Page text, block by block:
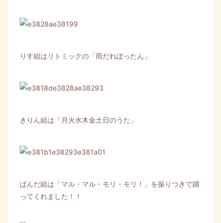
りす組はリトミックの「雨だれぽったん」
きりん組は「月火水木金土日のうた」
ぱんだ組は「マル・マル・モリ・モリ！」を振りつきで踊
ってくれました！！